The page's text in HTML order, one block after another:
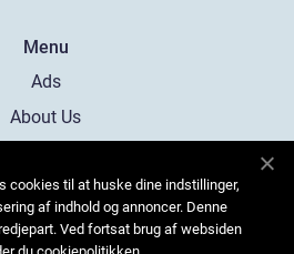
Menu
Ads
About Us
Contact
Sitemap
cookies til at huske dine indstillinger,
af indhold og annoncer. Denne
Ved fortsat brug af websiden